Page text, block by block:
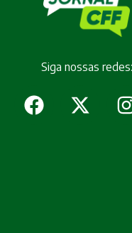
Siga nossas redes: